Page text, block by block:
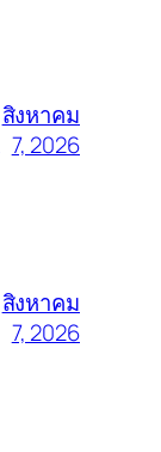
สิงหาคม
7, 2026
สิงหาคม
7, 2026